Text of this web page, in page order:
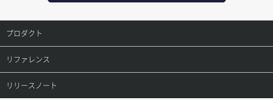
サーバープラン一覧取得
サーバープラン変更
サーバープラン詳細一覧取得
メンバー更新
メンバー詳細取得
オブジェクト複製
オブジェクト詳細取得
コンテナ一覧取得
レコード更新
レコード詳細取得
プロダクト
プロダクトトップ
ConoHa VPS(Ver.3.0)
リファレンス
リファレンストップ
リリースノート